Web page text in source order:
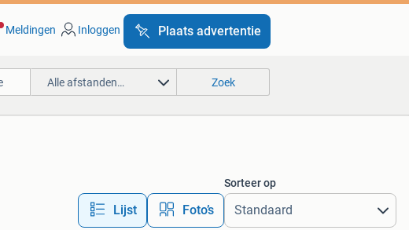
Meldingen Inloggen Plaats advertentie
Alle afstanden… Zoek
Lijst Foto’s
Sorteer op